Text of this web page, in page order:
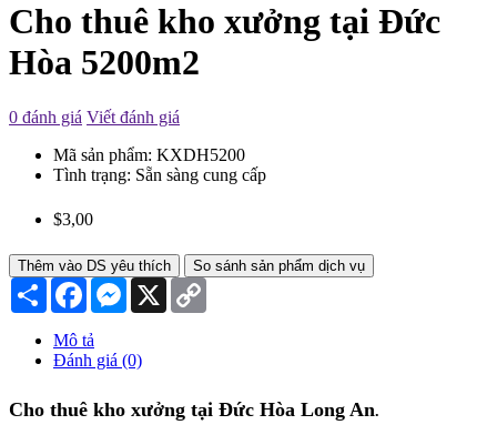
Cho thuê kho xưởng tại Đức
Hòa 5200m2
0 đánh giá Viết đánh giá
Mã sản phẩm: KXDH5200
Tình trạng: Sẵn sàng cung cấp
$3,00
Thêm vào DS yêu thích So sánh sản phẩm dịch vụ
Chia
sẻ
FacebookMessenger
X
Mô tả
Đánh giá (0)
Cho thuê kho xưởng tại Đức Hòa Long An.